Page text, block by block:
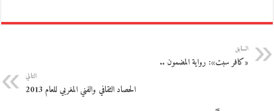
السابق
«كافر سبت»: رواية المضمون ..
التالي
الحصاد الثقافي والفني المغربي للعام 2013